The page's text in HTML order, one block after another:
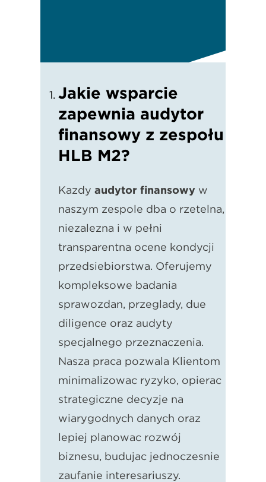
Jakie wsparcie
zapewnia audytor
finansowy z zespołu
HLB M2?
Każdy audytor finansowyw
naszym zespole dba o rzetelną,
niezależną i w pełni
transparentną ocenę kondycji
przedsiębiorstwa. Oferujemy
kompleksowe badania
sprawozdań, przeglądy, due
diligence oraz audyty
specjalnego przeznaczenia.
Nasza praca pozwala Klientom
minimalizować ryzyko, opierać
strategiczne decyzje na
wiarygodnych danych oraz
lepiej planować rozwój
biznesu, budując jednocześnie
zaufanie interesariuszy.